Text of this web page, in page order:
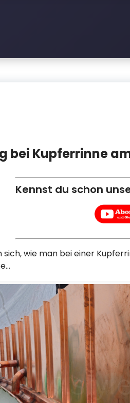
bei Kupferrinne
Kennst du schon
sich, wie man bei einer